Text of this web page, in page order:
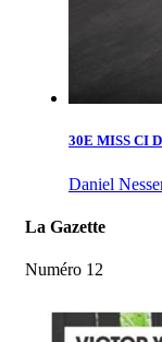
30E MISS CI
Daniel
La Gazette
Numéro 12